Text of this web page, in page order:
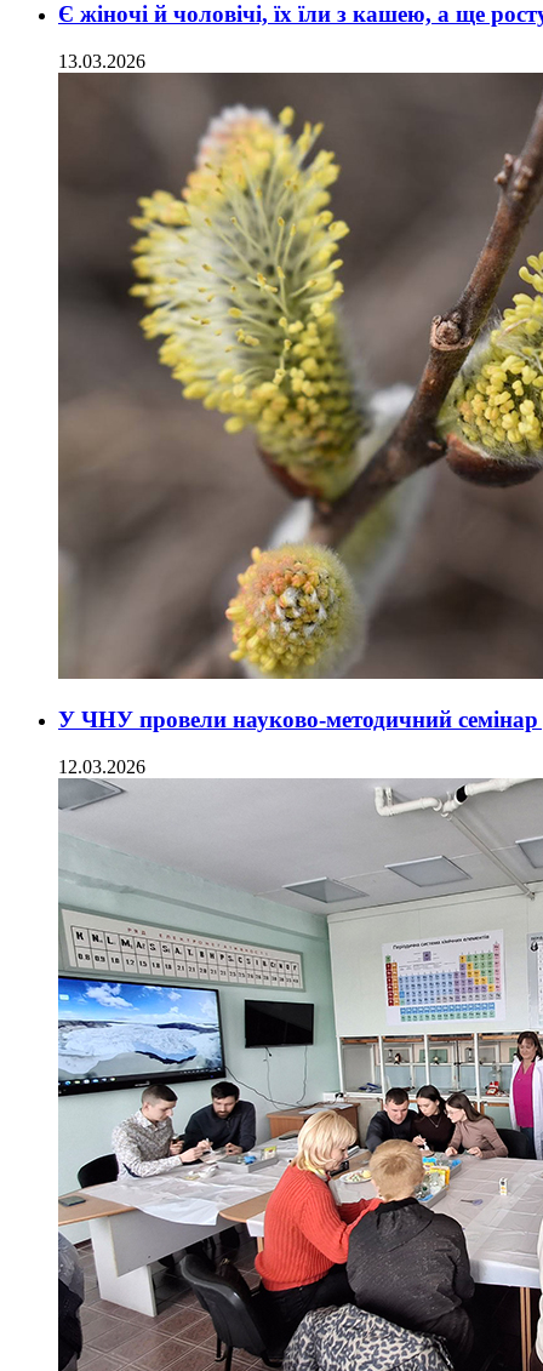
Є жіночі й чоловічі, їх їли з кашею, а ще
13.03.2026
У ЧНУ провели науково-методичний семінар
12.03.2026